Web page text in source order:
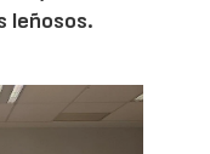
leñosos.